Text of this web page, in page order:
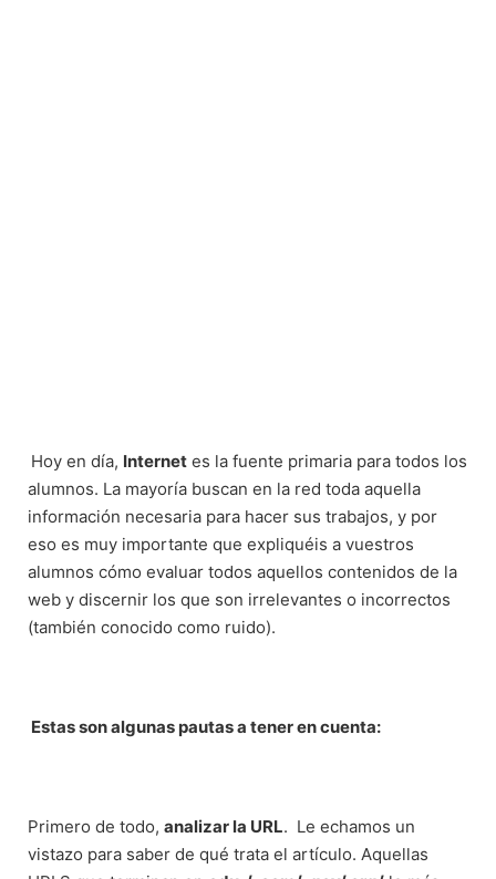
Hoy en día, Internet es la fuente primaria para todos los
alumnos. La mayoría buscan en la red toda aquella
información necesaria para hacer sus trabajos, y por
eso es muy importante que expliquéis a vuestros
alumnos cómo evaluar todos aquellos contenidos de la
web y discernir los que son irrelevantes o incorrectos
(también conocido como ruido).
Estas son algunas pautas a tener en cuenta:
Primero de todo, analizar la URL. Le echamos un
vistazo para saber de qué trata el artículo. Aquellas